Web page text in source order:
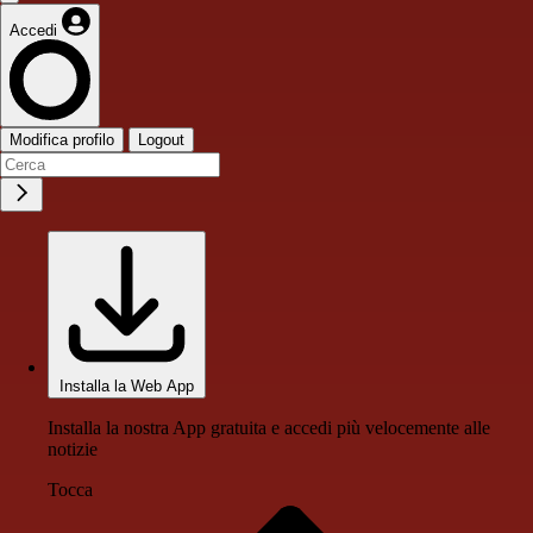
Accedi
Modifica profilo Logout
Installa la Web App
Installa la nostra App gratuita e accedi più velocemente alle
notizie
Tocca